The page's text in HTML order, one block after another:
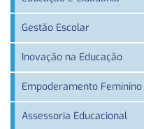
Gestão Escolar
Inovação na Educação
Empoderamento Feminino
Assessoria Educacional